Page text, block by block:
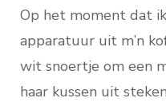
Op het moment dat
apparatuur uit m’n
wit snoertje om een
haar kussen uit